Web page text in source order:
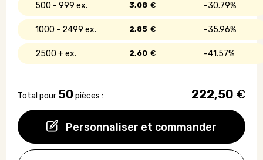
Personnaliser et commander
500 - 999 30.79%
3,08 €
1000 - 2499 35.96%
2,85 €
2500 + 41.57%
2,60 €
Total pour 50 pièces : 222,50 €